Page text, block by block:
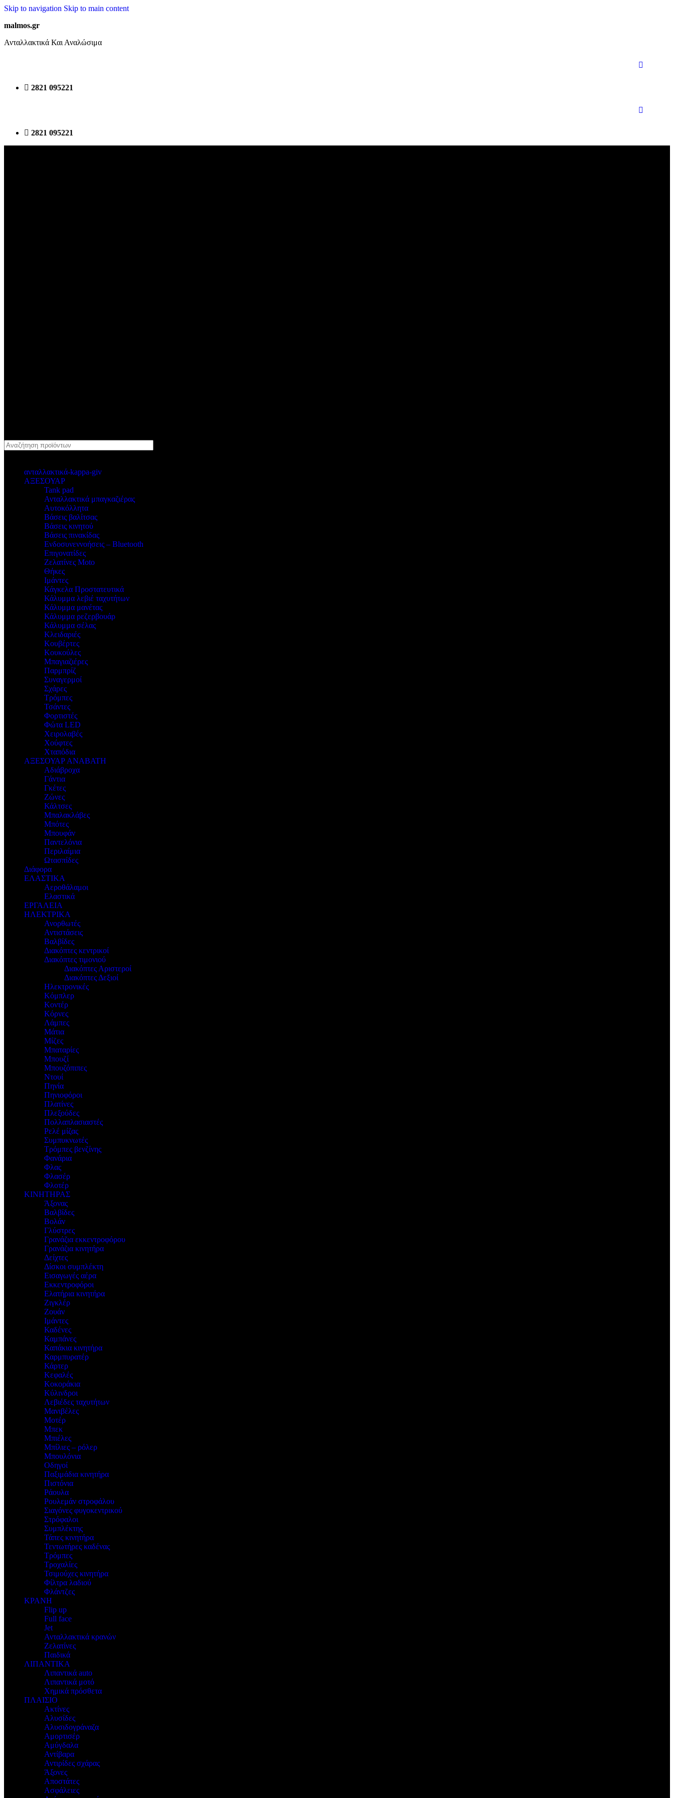
Skip to navigation Skip to main content
malmos.gr
Ανταλλακτικά Και Αναλώσιμα
2821 095221
2821 095221
ανταλλακτικά-kappa-giv
ΑΞΕΣΟΥΑΡ
Tank pad
Ανταλλακτικά μπαγκαζιέρας
Αυτοκόλλητα
Βάσεις βαλίτσας
Βάσεις κινητού
Βάσεις πινακίδας
Ενδοσυνεννοήσεις – Bluetooth
Επιγονατίδες
Ζελατίνες Moto
Θήκες
Ιμάντες
Κάγκελα Προστατευτικά
Κάλυμμα λεβιέ ταχυτήτων
Κάλυμμα μανέτας
Κάλυμμα ρεζερβουάρ
Κάλυμμα σέλας
Κλειδαριές
Κουβέρτες
Κουκούλες
Μπαγιαζιέρες
Παρμπρίζ
Συναγερμοί
Σχάρες
Τρόμπες
Τσάντες
Φορτιστές
Φώτα LED
Χειρολαβές
Χούφτες
Χταπόδια
ΑΞΕΣΟΥΑΡ ΑΝΑΒΑΤΗ
Αδιάβροχα
Γάντια
Γκέτες
Ζώνες
Κάλτσες
Μπαλακλάβες
Μπότες
Μπουφάν
Παντελόνια
Περιλαίμια
Ωτασπίδες
Διάφορα
ΕΛΑΣΤΙΚΑ
Αεροθάλαμοι
Ελαστικά
ΕΡΓΑΛΕΙΑ
ΗΛΕΚΤΡΙΚΑ
Ανορθωτές
Αντιστάσεις
Βαλβίδες
Διακόπτες κεντρικοί
Διακόπτες τιμονιού
Διακόπτες Αριστεροί
Διακόπτες Δεξιοί
Ηλεκτρονικές
Κόμπλερ
Κοντέρ
Κόρνες
Λάμπες
Μάτια
Μίζες
Μπαταρίες
Μπουζί
Μπουζόπιπες
Ντουί
Πηνία
Πηνιοφόροι
Πλατίνες
Πλεξούδες
Πολλαπλασιαστές
Ρελέ μίζας
Συμπυκνωτές
Τρόμπες βενζίνης
Φανάρια
Φλας
Φλασέρ
Φλοτέρ
ΚΙΝΗΤΗΡΑΣ
Άξονας
Βαλβίδες
Βολάν
Γλύστρες
Γρανάζια εκκεντροφόρου
Γρανάζια κινητήρα
Δείχτες
Δίσκοι συμπλέκτη
Εισαγωγές αέρα
Εκκεντροφόροι
Ελατήρια κινητήρα
Ζιγκλέρ
Ζουάν
Ιμάντες
Καδένες
Καμπάνες
Καπάκια κινητήρα
Καρμπυρατέρ
Κάρτερ
Κεφαλές
Κοκοράκια
Κύλινδροι
Λεβιέδες ταχυτήτων
Μανιβέλες
Μοτέρ
Μπεκ
Μπιέλες
Μπίλιες – ρόλερ
Μπουλόνια
Οδηγοί
Παξιμάδια κινητήρα
Πιστόνια
Ράουλα
Ρουλεμάν στροφάλου
Σιαγόνες φυγοκεντρικού
Στρόφαλοι
Συμπλέκτης
Τάπες κινητήρα
Τεντωτήρες καδένας
Τρόμπες
Τροχαλίες
Τσιμούχες κινητήρα
Φίλτρα λαδιού
Φλάντζες
ΚΡΑΝΗ
Flip up
Full face
Jet
Ανταλλακτικά κρανών
Ζελατίνες
Παιδικά
ΛΙΠΑΝΤΙΚΑ
Λιπαντικά auto
Λιπαντικά μοτό
Χημικά πρόσθετα
ΠΛΑΙΣΙΟ
Ακτίνες
Αλυσίδες
Αλυσιδογράναζα
Αμορτισέρ
Αμύγδαλα
Αντίβαρα
Αντιρίδες σχάρας
Άξονες
Αποστάτες
Ασφάλειες